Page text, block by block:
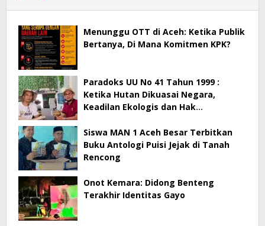
Menunggu OTT di Aceh: Ketika Publik
Bertanya, Di Mana Komitmen KPK?
Paradoks UU No 41 Tahun 1999 :
Ketika Hutan Dikuasai Negara,
Keadilan Ekologis dan Hak
Siswa MAN 1 Aceh Besar Terbitkan
Buku Antologi Puisi Jejak di Tanah
Rencong
Onot Kemara: Didong Benteng
Terakhir Identitas Gayo